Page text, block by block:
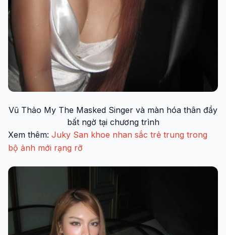
Vũ Thảo My The Masked Singer và màn hóa thân đầy
bất ngờ tại chương trình
Xem thêm: Juky San khoe nhan sắc trẻ trung trong
bộ ảnh mới rạng rỡ